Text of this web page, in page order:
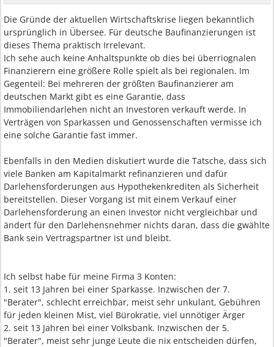
Die Gründe der aktuellen Wirtschaftskrise liegen bekanntlich
ursprünglich in Übersee. Für deutsche Baufinanzierungen ist
dieses Thema praktisch Irrelevant.
Ich sehe auch keine Anhaltspunkte ob dies bei überriognalen
Finanzierern eine größere Rolle spielt als bei regionalen. Im
Gegenteil: Bei mehreren der größten Baufinanzierer am
deutschen Markt gibt es eine Garantie, dass
Immobiliendarlehen nicht an Investoren verkauft werde. In
Verträgen von Sparkassen und Genossenschaften vermisse ich
eine solche Garantie fast immer.
Ebenfalls in den Medien diskutiert wurde die Tatsche, dass sich
viele Banken am Kapitalmarkt refinanzieren und dafür
Darlehensforderungen aus Hypothekenkrediten als Sicherheit
bereitstellen. Dieser Vorgang ist mit einem Verkauf einer
Darlehensforderung an einen Investor nicht vergleichbar und
ändert für den Darlehensnehmer nichts daran, dass die gwählte
Bank sein Vertragspartner ist und bleibt.
Ich selbst habe für meine Firma 3 Konten:
1. seit 13 Jahren bei einer Sparkasse. Inzwischen der 7.
"Berater", schlecht erreichbar, meist sehr unkulant, Gebühren
für jeden kleinen Mist, viel Bürokratie, viel unnötiger Ärger
2. seit 13 Jahren bei einer Volksbank. Inzwischen der 5.
"Berater", meist sehr junge Leute die nix entscheiden dürfen,